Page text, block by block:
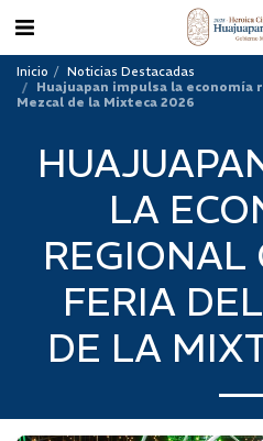
Inicio
Noticias Destacadas
Huajuapan impulsa la economía
Mezcal de la Mixteca 2026
LA
REGIONAL
FERIA
DE LA